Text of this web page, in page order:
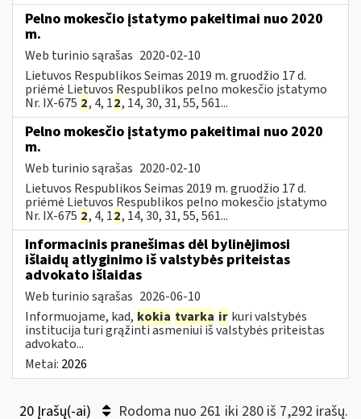
Pelno mokesčio įstatymo pakeitimai nuo 2020
m.
Web turinio sąrašas 2020-02-10
Lietuvos Respublikos Seimas 2019 m. gruodžio 17 d.
priėmė Lietuvos Respublikos pelno mokesčio įstatymo
Nr. IX-675 2, 4, 12, 14, 30, 31, 55, 561...
Pelno mokesčio įstatymo pakeitimai nuo 2020
m.
Web turinio sąrašas 2020-02-10
Lietuvos Respublikos Seimas 2019 m. gruodžio 17 d.
priėmė Lietuvos Respublikos pelno mokesčio įstatymo
Nr. IX-675 2, 4, 12, 14, 30, 31, 55, 561...
Informacinis pranešimas dėl bylinėjimosi
išlaidų atlyginimo iš valstybės priteistas
advokato išlaidas
Web turinio sąrašas 2026-06-10
Informuojame, kad, kokia tvarka ir kuri valstybės
institucija turi grąžinti asmeniui iš valstybės priteistas
advokato...
Metai: 2026
20 Įrašų(-ai) Rodoma nuo 261 iki 280 iš 7,292 irašų.